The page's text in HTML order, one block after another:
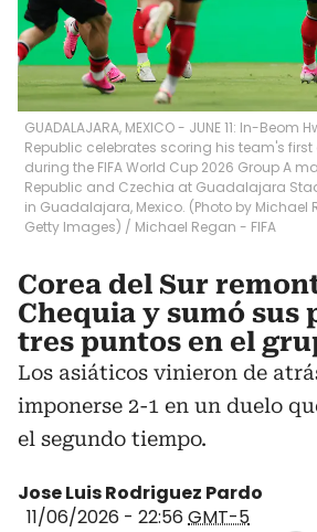
GUADALAJARA, MEXICO - JUNE 11: In-
Republic celebrates scoring his team's
during the FIFA World Cup 2026 Group A
Republic and Czechia at Guadalajara
in Guadalajara, Mexico. (Photo by Michael
Getty Images) / Michael Regan - FIFA
Corea del Sur
Chequia y sumó sus
tres puntos en el
Los asiáticos vinieron de
imponerse 2-1 en un duelo
el segundo tiempo.
Jose Luis Rodriguez Pardo
11/06/2026 - 22:56 GMT-5